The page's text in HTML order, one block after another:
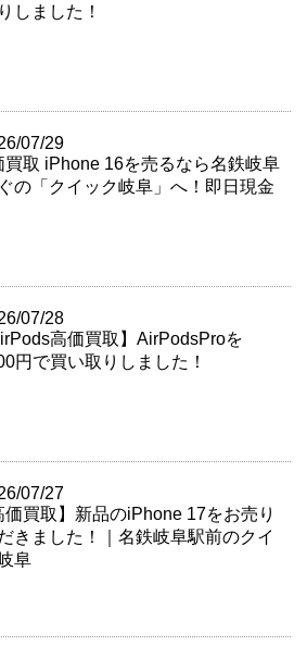
しました！
07/29
買取 iPhone 16を売るなら名鉄岐阜
の「クイック岐阜」へ！即日現金
07/28
高価買取】AirPodsProを
円で買い取りしました！
07/27
価買取】新品のiPhone 17をお売り
きました！｜名鉄岐阜駅前のクイ
阜